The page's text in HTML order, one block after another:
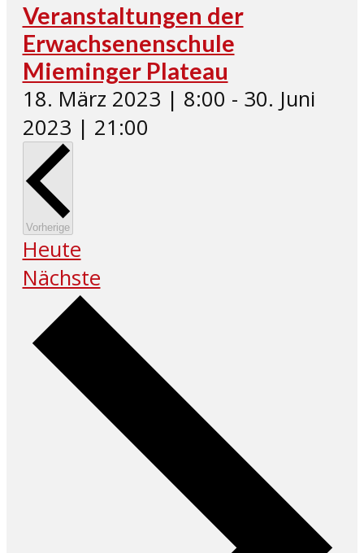
Veranstaltungen der
Erwachsenenschule
Mieminger Plateau
18. März 2023 | 8:00 - 30. Juni
2023 | 21:00
VorherigeVeranstaltungen
Heute
NächsteVeranstaltungen